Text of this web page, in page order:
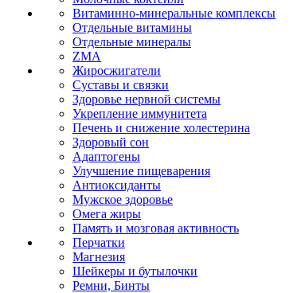
Витаминно-минеральные комплексы
Отдельные витамины
Отдельные минералы
ZMA
Жиросжигатели
Суставы и связки
Здоровье нервной системы
Укрепление иммунитета
Печень и снижение холестерина
Здоровый сон
Адаптогены
Улучшение пищеварения
Антиоксиданты
Мужское здоровье
Омега жиры
Память и мозговая активность
Перчатки
Магнезия
Шейкеры и бутылочки
Ремни, Бинты